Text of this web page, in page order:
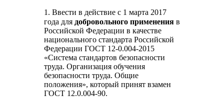
1. Ввести в действие с 1 марта 2017
года для добровольного применения в
Российской Федерации в качестве
национального стандарта Российской
Федерации ГОСТ 12-0.004-2015
«Система стандартов безопасности
труда. Организация обучения
безопасности труда. Общие
положения», который принят взамен
ГОСТ 12.0.004-90.